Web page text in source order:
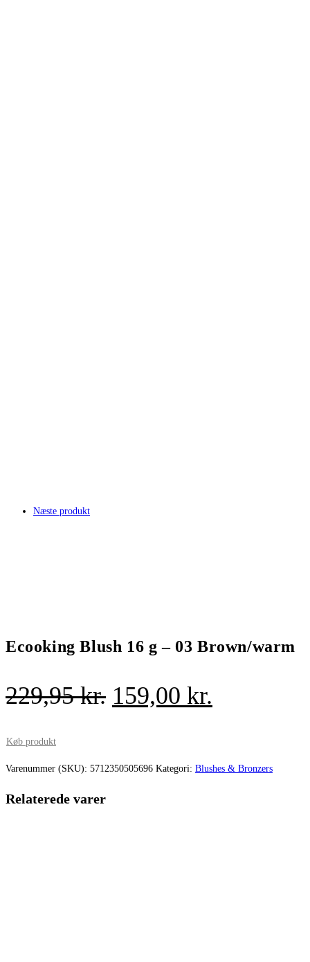
Næste produkt
Ecooking Blush 16 g – 03 Brown/warm
229,95kr. Den
var:
159,00 kr.
er:
Køb produkt
Varenummer (SKU): 5712350505696 Kategori: Blushes & Bronzers
Relaterede varer